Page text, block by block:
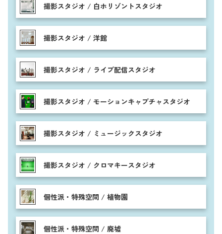
撮影スタジオ / 白ホリゾントスタジオ
撮影スタジオ / 洋館
撮影スタジオ / ライブ配信スタジオ
撮影スタジオ / モーションキャプチャスタジオ
撮影スタジオ / ミュージックスタジオ
撮影スタジオ / クロマキースタジオ
個性派・特殊空間 / 植物園
個性派・特殊空間 / 廃墟